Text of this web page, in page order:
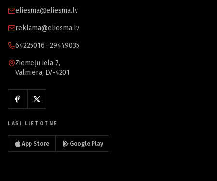
eliesma@eliesma.lv
reklama@eliesma.lv
64225016 · 29449035
Ziemeļu iela 7,
Valmiera, LV-4201
LASI LIETOTNĒ
App Store Google Play